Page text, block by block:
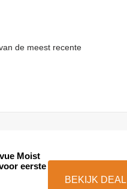
de meest recente
Moist
eerste
BEKIJK DEAL